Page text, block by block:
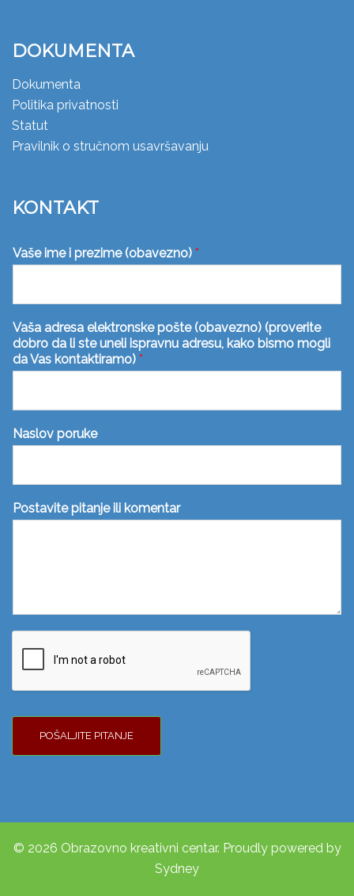
DOKUMENTA
Dokumenta
Politika privatnosti
Statut
Pravilnik o stručnom usavršavanju
KONTAKT
Vaše ime i prezime (obavezno) *
Vaša adresa elektronske pošte (obavezno) (proverite
dobro da li ste uneli ispravnu adresu, kako bismo mogli
da Vas kontaktiramo) *
Naslov poruke
Postavite pitanje ili komentar
POŠALJITE PITANJE
© 2026 Obrazovno kreativni centar. Proudly powered by
Sydney